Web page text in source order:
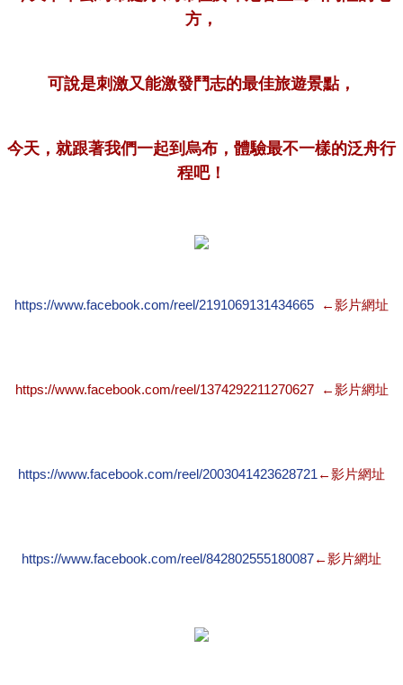
方，
可說是刺激又能激發鬥志的最佳旅遊景點，
今天，就跟著我們一起到烏布，體驗最不一樣的泛舟行
程吧！
https://www.facebook.com/reel/2191069131434665 ←影片網址
https://www.facebook.com/reel/1374292211270627 ←影片網址
https://www.facebook.com/reel/2003041423628721 ←影片網址
https://www.facebook.com/reel/842802555180087←影片網址